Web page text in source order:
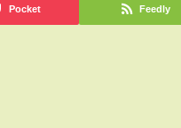
Pocket Feedly